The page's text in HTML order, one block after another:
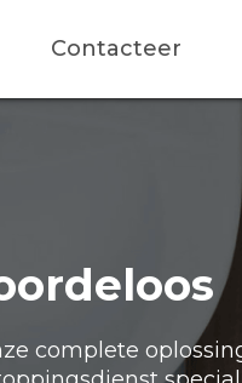
Contacteer
complete